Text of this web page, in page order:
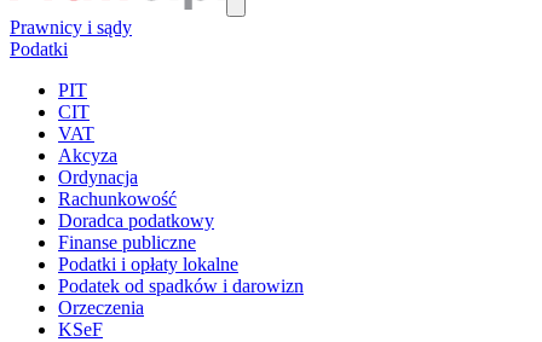
Prawnicy i sądy
Podatki
PIT
CIT
VAT
Akcyza
Ordynacja
Rachunkowość
Doradca podatkowy
Finanse publiczne
Podatki i opłaty lokalne
Podatek od spadków i darowizn
Orzeczenia
KSeF